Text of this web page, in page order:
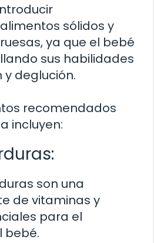
sólidos y
ya que el bebé
sus habilidades
deglución.
recomendados
incluyen:
son una
de vitaminas y
para el
bebé.